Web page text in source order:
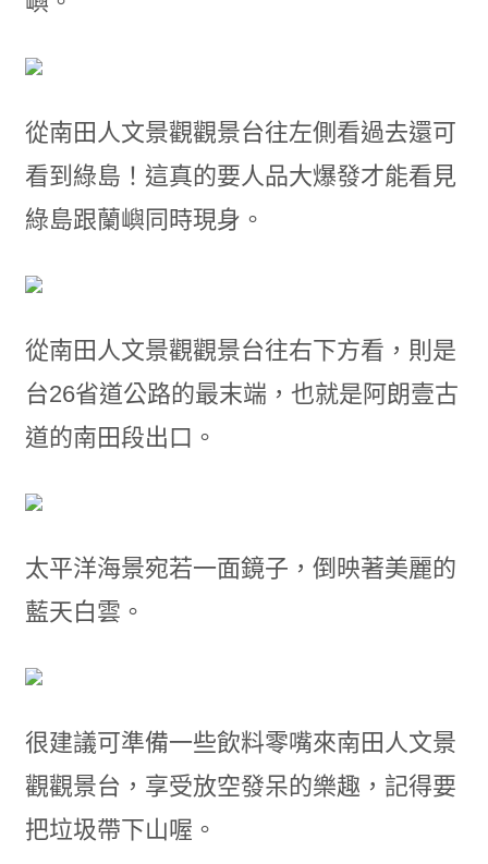
從南田人文景觀觀景台往左側看過去還可
看到綠島！這真的要人品大爆發才能看見
綠島跟蘭嶼同時現身。
從南田人文景觀觀景台往右下方看，則是
台26省道公路的最末端，也就是阿朗壹古
道的南田段出口。
太平洋海景宛若一面鏡子，倒映著美麗的
藍天白雲。
很建議可準備一些飲料零嘴來南田人文景
觀觀景台，享受放空發呆的樂趣，記得要
把垃圾帶下山喔。